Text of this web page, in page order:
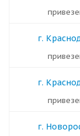
г.
г.
г.